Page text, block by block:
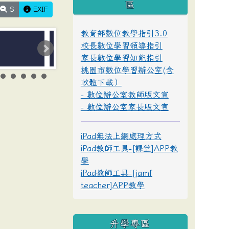
S EXIF
區
教育部數位教學指引3.0
校長數位學習領導指引
家長數位學習知能指引
桃園市數位學習辦公室(含
軟體下載）
- 數位辦公室教師版文宣
- 數位辦公室家長版文宣
iPad無法上網處理方式
iPad教師工具-[課堂]APP教
學
iPad教師工具-[jamf
teacher]APP教學
升學專區